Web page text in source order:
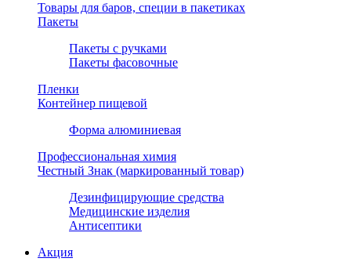
Товары для баров, специи в пакетиках
Пакеты
Пакеты с ручками
Пакеты фасовочные
Пленки
Контейнер пищевой
Форма алюминиевая
Профессиональная химия
Честный Знак (маркированный товар)
Дезинфицирующие средства
Медицинские изделия
Антисептики
Акция